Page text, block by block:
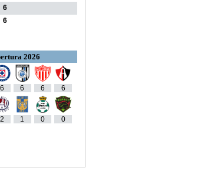
6
6
2026
6 6 6 6
2 1 0 0